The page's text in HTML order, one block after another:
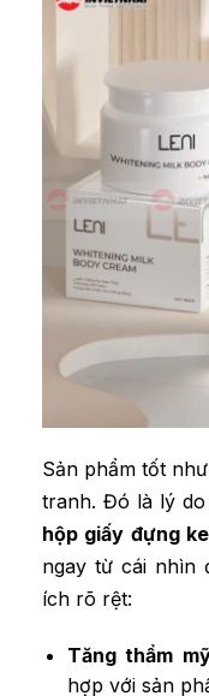
Sản phẩm tốt
tranh. Đó là lý
hộp giấy đựng
ngay từ cái nhìn
ích rõ rệt:
Tăng thẩm
hợp với sản